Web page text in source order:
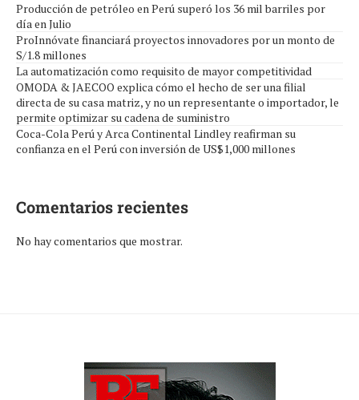
Producción de petróleo en Perú superó los 36 mil barriles por
día en Julio
ProInnóvate financiará proyectos innovadores por un monto de
S/1.8 millones
La automatización como requisito de mayor competitividad
OMODA & JAECOO explica cómo el hecho de ser una filial
directa de su casa matriz, y no un representante o importador, le
permite optimizar su cadena de suministro
Coca-Cola Perú y Arca Continental Lindley reafirman su
confianza en el Perú con inversión de US$1,000 millones
Comentarios recientes
No hay comentarios que mostrar.